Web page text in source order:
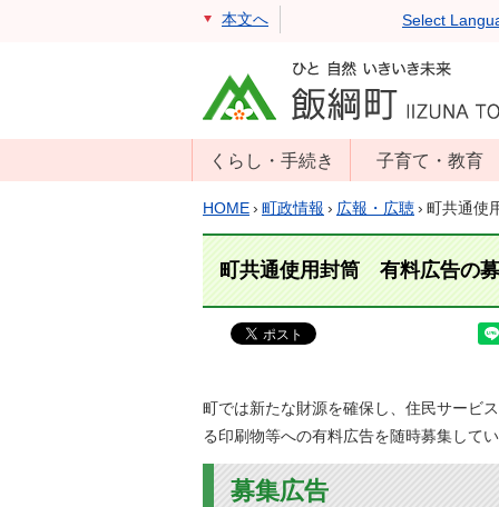
本文へ Select
くらし・手続き
戸籍・住民票・
住民登録
マイナンバー
消防・防災
年金・保険
税金
子育て・教育
年齢別子育て情
子育て支援
小学校・中学校
生涯学習
HOME› 町政情報 › 広報・広聴› 町共通使
町共通使用封筒 有料広告の
町では新たな財源を確保し、住民サービ
る印刷物等への有料広告を随時募集して
募集広告